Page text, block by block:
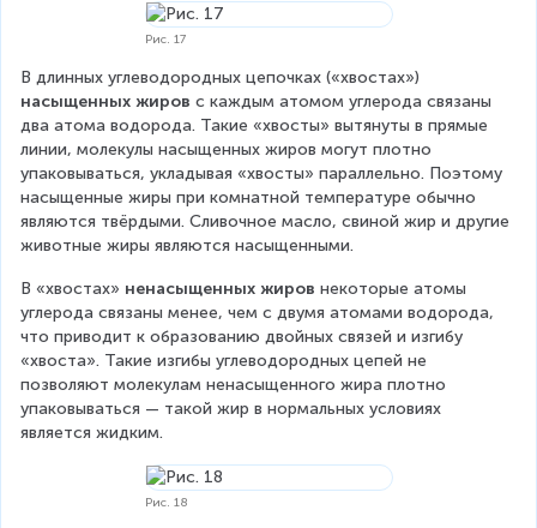
Рис. 17
В длинных углеводородных цепочках («хвостах»)
насыщенных жиров с каждым атомом углерода связаны
два атома водорода. Такие «хвосты» вытянуты в прямые
линии, молекулы насыщенных жиров могут плотно
упаковываться, укладывая «хвосты» параллельно. Поэтому
насыщенные жиры при комнатной температуре обычно
являются твёрдыми. Сливочное масло, свиной жир и другие
животные жиры являются насыщенными.
В «хвостах» ненасыщенных жиров некоторые атомы
углерода связаны менее, чем с двумя атомами водорода,
что приводит к образованию двойных связей и изгибу
«хвоста». Такие изгибы углеводородных цепей не
позволяют молекулам ненасыщенного жира плотно
упаковываться — такой жир в нормальных условиях
является жидким.
Рис. 18